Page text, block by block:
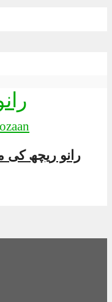
رانو ریچھ کی